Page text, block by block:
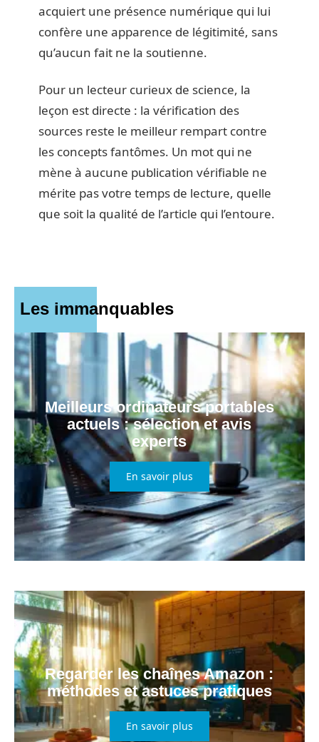
acquiert une présence numérique qui lui
confère une apparence de légitimité, sans
qu’aucun fait ne la soutienne.
Pour un lecteur curieux de science, la
leçon est directe : la vérification des
sources reste le meilleur rempart contre
les concepts fantômes. Un mot qui ne
mène à aucune publication vérifiable ne
mérite pas votre temps de lecture, quelle
que soit la qualité de l’article qui l’entoure.
Les immanquables
Meilleurs ordinateurs portables
actuels : sélection et avis
experts
En savoir plus
Regarder les chaînes Amazon :
méthodes et astuces pratiques
En savoir plus